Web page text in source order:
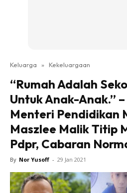
Keluarga » Kekeluargaan
“Rumah Adalah
Untuk Anak-Anak.”
Menteri Pendidikan
Maszlee Malik Titip
Pdpr, Cabaran
By Nor Yusoff - 29 Jan 2021